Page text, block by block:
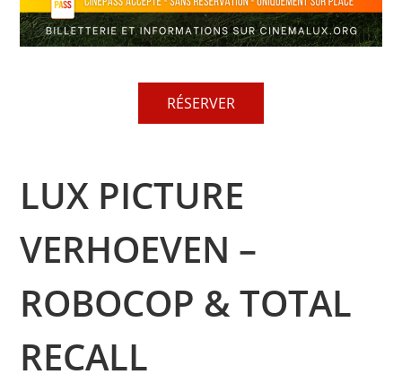
RÉSERVER
LUX PICTURE
VERHOEVEN –
ROBOCOP & TOTAL
RECALL